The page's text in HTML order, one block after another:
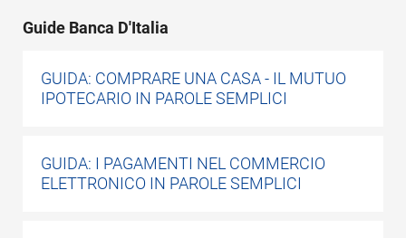
Guide Banca D'Italia
GUIDA: COMPRARE UNA CASA - IL MUTUO
IPOTECARIO IN PAROLE SEMPLICI
GUIDA: I PAGAMENTI NEL COMMERCIO
ELETTRONICO IN PAROLE SEMPLICI